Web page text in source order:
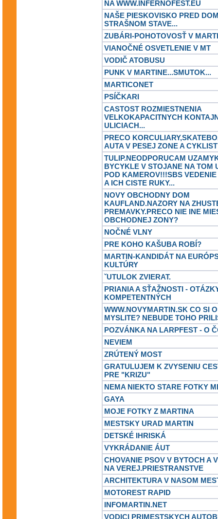
NA WWW.INFERNOFEST.EU
NAŠE PIESKOVISKO PRED
STRAŠNOM STAVE...
ZUBÁRI-POHOTOVOSŤ V
VIANOČNÉ OSVETLENIE V MT
VODIČ ATOBUSU
PUNK V MARTINE...SMUTOK...
MARTICONET
PSÍČKARI
CASTOST ROZMIESTNENIA
VELKOKAPACITNYCH
ULICIACH...
PRECO
AUTA V PESEJ ZONE A
TULIP.NEODPORUCAM
BYCYKLE V STOJANE NA TOM
POD KAMEROV!!!SBS
A ICH CISTE RUKY...
NOVY OBCHODNY DOM
KAUFLAND.NAZORY NA
PREMAVKY.PRECO NIE INE
OBCHODNEJ ZONY?
NOČNÉ VLNY
PRE KOHO KAŠUBA ROBÍ?
MARTIN-KANDIDÁT NA
KULTÚRY
ˇUTULOK ZVIERAT.
PRIANIA A SŤAŽNOSTI -
KOMPETENTNÝCH
WWW.NOVYMARTIN.SK CO SI
MYSLITE? NEBUDE TOHO
POZVÁNKA NA LARPFEST - O
NEVIEM
ZRÚTENÝ MOST
GRATULUJEM K ZVYSENIU
PRE "KRIZU"
NEMA NIEKTO STARE FOTKY
GAYA
MOJE FOTKY Z MARTINA
MESTSKY URAD MARTIN
DETSKÉ IHRISKÁ
VYKRÁDANIE ÁUT
CHOVANIE PSOV V BYTOCH A
NA VEREJ.PRIESTRANSTVE
ARCHITEKTURA V NASOM
MOTOREST RAPID
INFOMARTIN.NET
VODICI PRIMESTSKYCH